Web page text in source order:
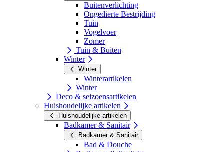
Buitenverlichting
Ongedierte Bestrijding
Tuin
Vogelvoer
Zomer
Tuin & Buiten
Winter
Winter
Winterartikelen
Winter
Deco & seizoensartikelen
Huishoudelijke artikelen
Huishoudelijke artikelen
Badkamer & Sanitair
Badkamer & Sanitair
Bad & Douche